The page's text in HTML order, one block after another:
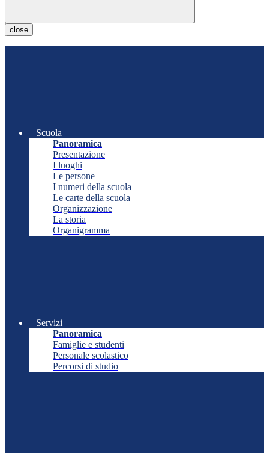
close
Scuola
Panoramica
Presentazione
I luoghi
Le persone
I numeri della scuola
Le carte della scuola
Organizzazione
La storia
Organigramma
Servizi
Panoramica
Famiglie e studenti
Personale scolastico
Percorsi di studio